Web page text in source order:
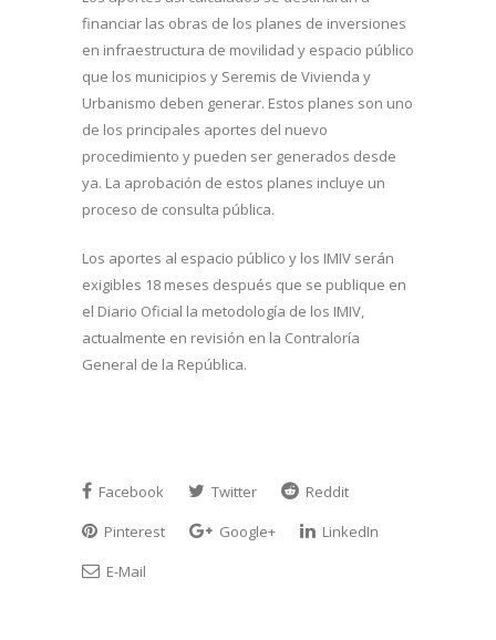
financiar las obras de los planes de inversiones
en infraestructura de movilidad y espacio público
que los municipios y Seremis de Vivienda y
Urbanismo deben generar. Estos planes son uno
de los principales aportes del nuevo
procedimiento y pueden ser generados desde
ya. La aprobación de estos planes incluye un
proceso de consulta pública.
Los aportes al espacio público y los IMIV serán
exigibles 18 meses después que se publique en
el Diario Oficial la metodología de los IMIV,
actualmente en revisión en la Contraloría
General de la República.
Facebook Twitter
Reddit
Pinterest
Google+
LinkedIn
E-Mail